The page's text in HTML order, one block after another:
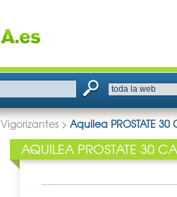
Vigorizantes > Aquilea PROSTATE 30
AQUILEA PROSTATE 30